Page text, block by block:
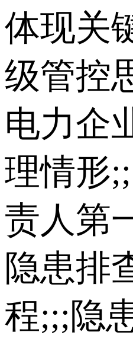
体现关
级管控
电力企
理情形
责人第
隐患排
程;;;隐